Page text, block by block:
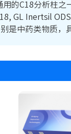
的C18分析柱
GL Inertsil
是中药类物质，